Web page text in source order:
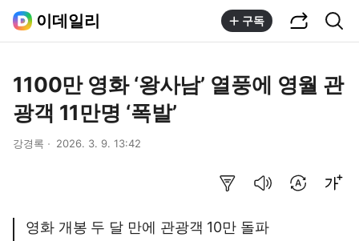
이데일리 구독
1100만 영화 ‘왕사남’ 열풍에 영월 관
광객 11만명 ‘폭발’
강경록 2026. 3. 9. 13:42
영화 개봉 두 달 만에 관광객 10만 돌파